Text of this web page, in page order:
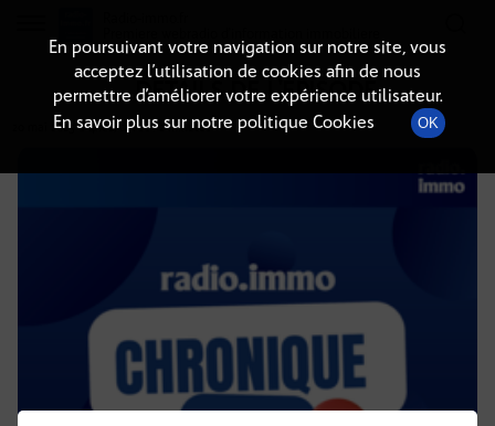
DÉTAILS DE L'ÉPISODE
20 mai 2025 à 4h02, durée : 2 minutes
En poursuivant votre navigation sur notre site, vous
acceptez l’utilisation de cookies afin de nous
permettre d’améliorer votre expérience utilisateur.
En savoir plus sur notre politique Cookies
OK